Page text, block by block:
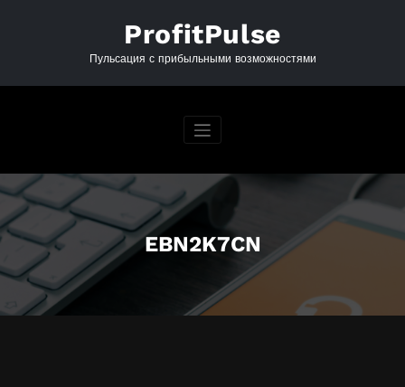
ProfitPulse
Пульсация с прибыльными возможностями
EBN2K7CN